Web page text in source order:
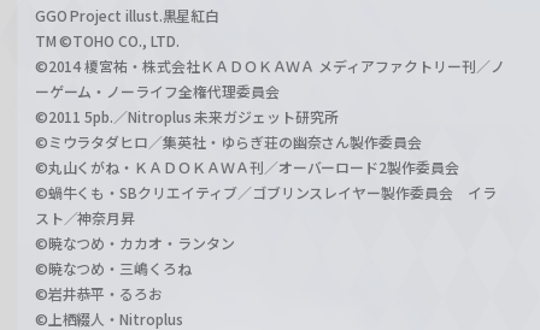
GGO Project illust.黒星紅白
TM ©TOHO CO., LTD.
©2014 榎宮祐・株式会社ＫＡＤＯＫＡＷＡ メディアファクトリー刊／ノ
ーゲーム・ノーライフ全権代理委員会
©2011 5pb.／Nitroplus 未来ガジェット研究所
©ミウラタダヒロ／集英社・ゆらぎ荘の幽奈さん製作委員会
©丸山くがね・ＫＡＤＯＫＡＷＡ刊／オーバーロード2製作委員会
©蝸牛くも・SBクリエイティブ／ゴブリンスレイヤー製作委員会 イラ
スト／神奈月昇
©暁なつめ・カカオ・ランタン
©暁なつめ・三嶋くろね
©岩井恭平・るろお
©上栖綴人・Nitroplus